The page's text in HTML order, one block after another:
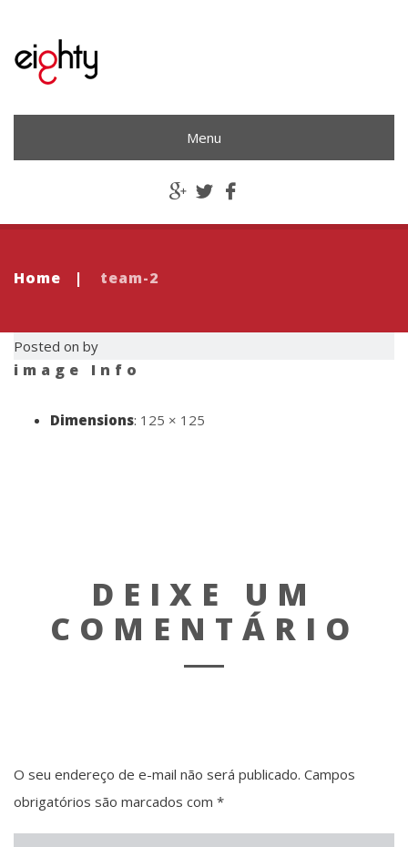
Menu
Home | team-2
Posted on by
image Info
Dimensions: 125 × 125
DEIXE UM
COMENTÁRIO
O seu endereço de e-mail não será publicado. Campos
obrigatórios são marcados com *